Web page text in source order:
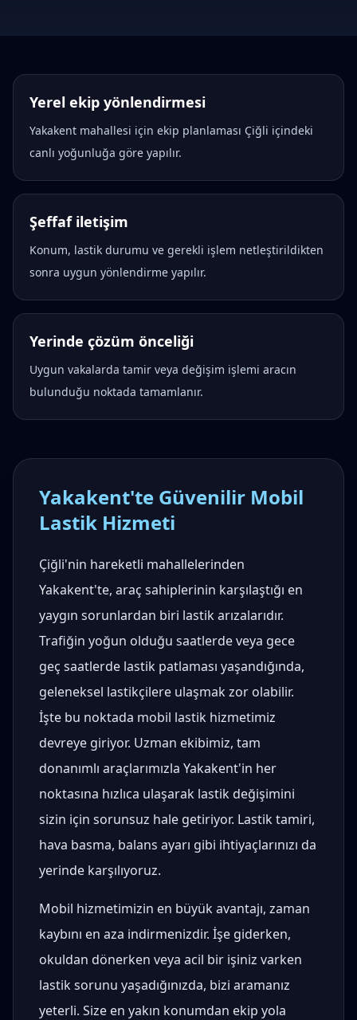
Yerel ekip yönlendirmesi
Yakakent mahallesi için ekip planlaması Çiğli içindeki
canlı yoğunluğa göre yapılır.
Şeffaf iletişim
Konum, lastik durumu ve gerekli işlem netleştirildikten
sonra uygun yönlendirme yapılır.
Yerinde çözüm önceliği
Uygun vakalarda tamir veya değişim işlemi aracın
bulunduğu noktada tamamlanır.
Yakakent'te Güvenilir Mobil
Lastik Hizmeti
Çiğli'nin hareketli mahallelerinden
Yakakent'te, araç sahiplerinin karşılaştığı en
yaygın sorunlardan biri lastik arızalarıdır.
Trafiğin yoğun olduğu saatlerde veya gece
geç saatlerde lastik patlaması yaşandığında,
geleneksel lastikçilere ulaşmak zor olabilir.
İşte bu noktada mobil lastik hizmetimiz
devreye giriyor. Uzman ekibimiz, tam
donanımlı araçlarımızla Yakakent'in her
noktasına hızlıca ulaşarak lastik değişimini
sizin için sorunsuz hale getiriyor. Lastik tamiri,
hava basma, balans ayarı gibi ihtiyaçlarınızı da
yerinde karşılıyoruz.
Mobil hizmetimizin en büyük avantajı, zaman
kaybını en aza indirmenizdir. İşe giderken,
okuldan dönerken veya acil bir işiniz varken
lastik sorunu yaşadığınızda, bizi aramanız
yeterli. Size en yakın konumdan ekip yola